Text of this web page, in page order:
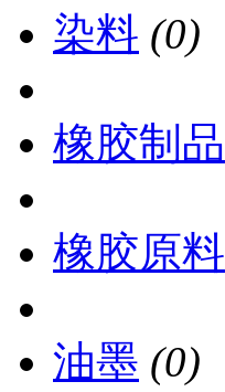
染料 (0)
橡胶制品
橡胶原料
油墨 (0)